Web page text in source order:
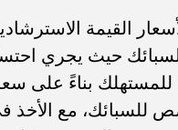
القيمة
حيث يجري
للمستهلك بناءً على
للسبائك، مع الأخذ